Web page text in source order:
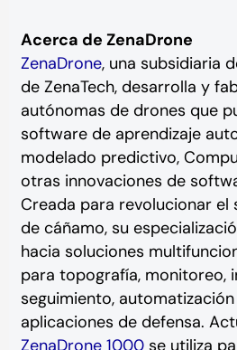
Acerca de ZenaDrone
ZenaDrone, una subsidiaria
de ZenaTech, desarrolla y
autónomas de drones que
software de aprendizaje
modelado predictivo,
otras innovaciones de
Creada para revolucionar
de cáñamo, su
hacia soluciones
para topografía, monitoreo,
seguimiento,
aplicaciones de defensa.
ZenaDrone 1000se utiliza